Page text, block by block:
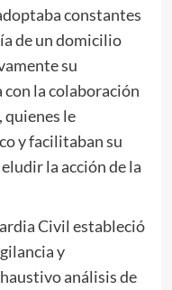
constantes
de un domicilio
su
con la colaboración
quienes le
y facilitaban su
la acción de la
Civil estableció
y
análisis de